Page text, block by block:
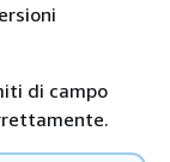
di campo